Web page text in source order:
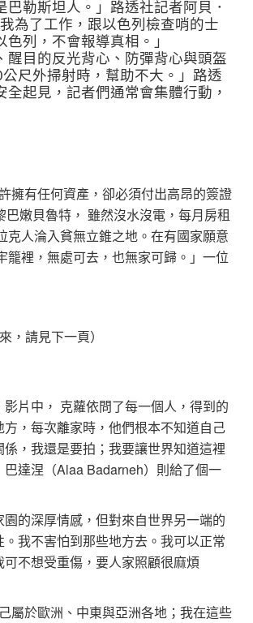
勒斯坦人。」路透社記者阿貝．
為了工作，跟以色列檢查哨的士
列，不會報導真相。」
目的反光背心、防彈背心與頭盔
尺外掃射時，幫助不大。」路透
起見，記者們通常會集體行動，
有任何資產，卻必須付出高昂的簽證
嫩貝魯特， 雖然沒水沒電，每月房租
人淪入貧無立錐之地。在有國家願意
裡，無處可去，也無家可歸。」一位
，請見下一頁）
片中， 克蘿依問了每一個人，得到的
，每次離家時，他們根本不知道自己
，我還是要拍；我要讓世界知道這裡
達涅（Alaa Badarneh）則給了個一
的深厚情感，但對來自世界另一端的
我不害怕到那些地方去。我可以正常
不想受重傷，要人家照顧很麻煩
屬於歐洲、中東與亞洲各地；我在這些